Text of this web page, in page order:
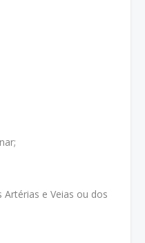
Artérias e Veias ou dos